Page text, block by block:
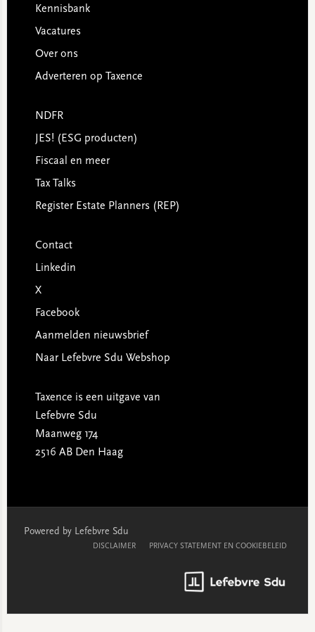
Kennisbank
Vacatures
Over ons
Adverteren op Taxence
NDFR
JES! (ESG producten)
Fiscaal en meer
Tax Talks
Register Estate Planners (REP)
Contact
Linkedin
X
Facebook
Aanmelden nieuwsbrief
Naar Lefebvre Sdu Webshop
Taxence is een uitgave van
Lefebvre Sdu
Maanweg 174
2516 AB Den Haag
Powered by Lefebvre Sdu
DISCLAIMER PRIVACY STATEMENT EN COOKIEBELEID